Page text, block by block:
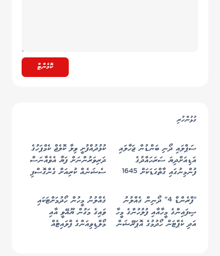
ކޮމެންޓް
ގުޅުންހުރި
ސަޕްލައި ދޯނި ބަންޑުން ޖަހާލައި
އަޑިއަށްދިޔަ ސަރަހައްދުގެ
ފުންމިނުގައި ގާތްގަޑަކަށް 1645
ސިފައިން
ކުޅުދުއްފުށީ ވިލާ ކޮލެޖް ކެމްޕަހުގެ
ދަރިވަރުންނަށް ފަޔާ އެވެއާނަސް
ސެޝަނެއް ކުރިއަށް ގެންގޮސްފި
"ފްރެންޑް 4" ދޯނިން ގެއްލުނު
ސިފައިންގެ މީހާއާއި ފުލުހުންގެ މީހާ
އަދި ކެޕްޓަން ހޯދުމުގެ އޮޕަރޭޝަން
ގެއްލުނު މީހުން ހޯދުމަށްޓަކައި
ވައިގެ މަގުން ޔޫއޭވީ އާއި
މޯލްޑިވިއަންގެ ފްލައިޓެއް